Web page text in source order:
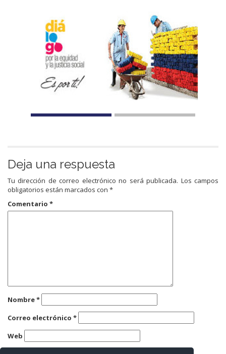
Deja una respuesta
Tu dirección de correo electrónico no será publicada. Los campos
obligatorios están marcados con *
Comentario *
Nombre*
Correo electrónico *
Web